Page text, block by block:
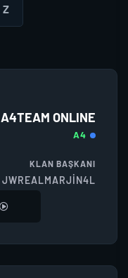
Z
A4TEAM ONLINE
A4
KLAN BAŞKANI
JWREALMARJİN4L